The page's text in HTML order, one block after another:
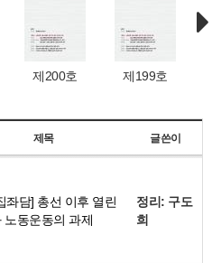
제200호 제199호
제목 글쓴이
좌담] 총선 이후 열린
노동운동의 과제
정리: 구도
희